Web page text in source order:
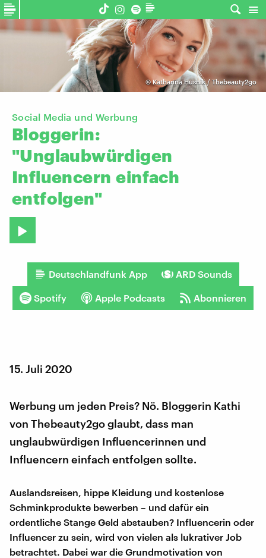
©Katharina Husnik / Thebeauty2go
Social Media und Werbung
Bloggerin:
"Unglaubwürdigen
Influencern einfach
entfolgen"
Deutschlandfunk App ARD Sounds
Spotify Apple Podcasts Abonnieren
15. Juli 2020
Werbung um jeden Preis? Nö. Bloggerin Kathi
von Thebeauty2go glaubt, dass man
unglaubwürdigen Influencerinnen und
Influencern einfach entfolgen sollte.
Auslandsreisen, hippe Kleidung und kostenlose
Schminkprodukte bewerben – und dafür ein
ordentliche Stange Geld abstauben? Influencerin oder
Influencer zu sein, wird von vielen als lukrativer Job
betrachtet. Dabei war die Grundmotivation von